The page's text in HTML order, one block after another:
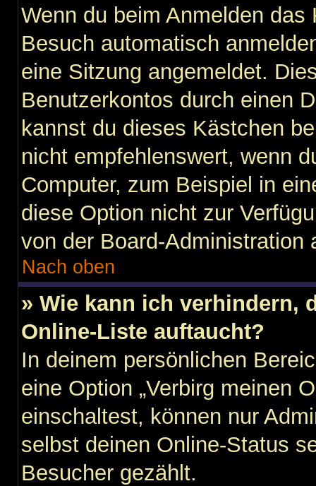
Wenn du beim Anmelden
Besuch automatisch
eine Sitzung angemeldet.
Benutzerkontos durch einen
kannst du dieses Kästchen
nicht empfehlenswert, wenn
Computer, zum Beispiel in
diese Option nicht zur
von der Board-Administration
Nach oben
» Wie kann ich verhindern,
Online-Liste auftaucht?
In deinem persönlichen
eine Option „Verbirg meinen
einschaltest, können nur
selbst deinen Online-Status
Besucher gezählt.